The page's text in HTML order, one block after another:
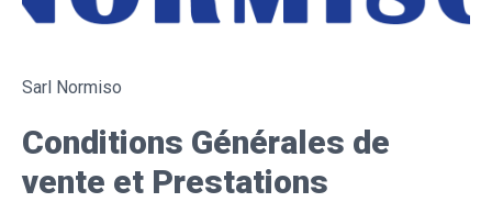
Sarl Normiso
Conditions Générales de
vente et Prestations